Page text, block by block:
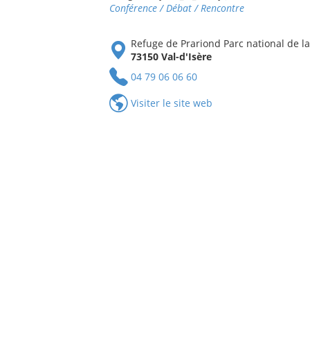
Conférence / Débat / Rencontre
Refuge de Prariond Parc national de
73150 Val-d'Isère
04 79 06 06 60
Visiter le site web